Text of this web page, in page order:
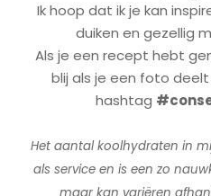
Ik hoop dat ik je kan
duiken en gezellig
Als je een recept hebt
blij als je een foto
hashtag
Het aantal koolhydraten in
als service en is een zo